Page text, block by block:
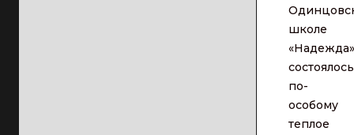
школе
«Надежда»
состоялось
по-
особому
теплое